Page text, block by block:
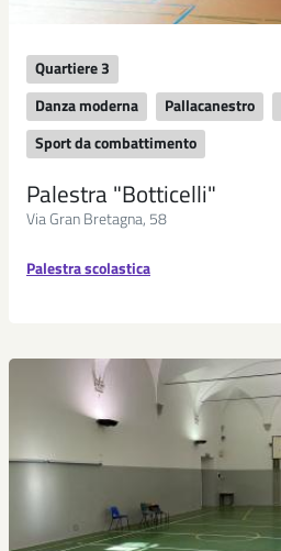
Quartiere 3
Danza moderna
Pallacanestro
Sport da combattimento
Palestra "Botticelli"
Via Gran Bretagna, 58
Palestra scolastica